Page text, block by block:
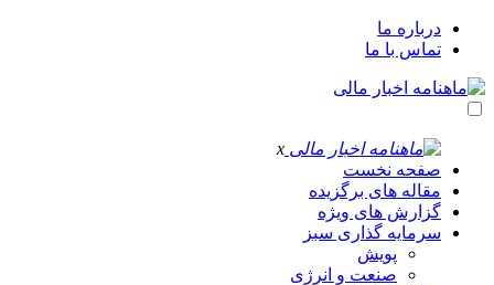
درباره ما
تماس با ما
x
صفحه نخست
مقاله های برگزیده
گزارش های ویژه
سرمایه گذاری سبز
پویش
صنعت و انرژی